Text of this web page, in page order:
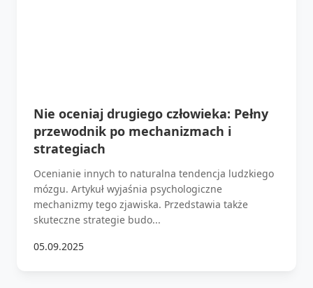
Nie oceniaj drugiego człowieka: Pełny
przewodnik po mechanizmach i
strategiach
Ocenianie innych to naturalna tendencja ludzkiego
mózgu. Artykuł wyjaśnia psychologiczne
mechanizmy tego zjawiska. Przedstawia także
skuteczne strategie budo...
05.09.2025